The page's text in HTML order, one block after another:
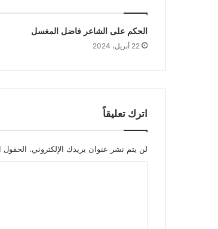
الحكم على الشاعر فاضل المغسل
22 أبريل، 2024
اترك تعليقاً
لن يتم نشر عنوان بريدك الإلكتروني. الحقول